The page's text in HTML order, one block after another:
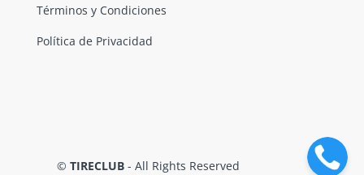
Términos y Condiciones
Política de Privacidad
© TIRECLUB - All Rights Reserved